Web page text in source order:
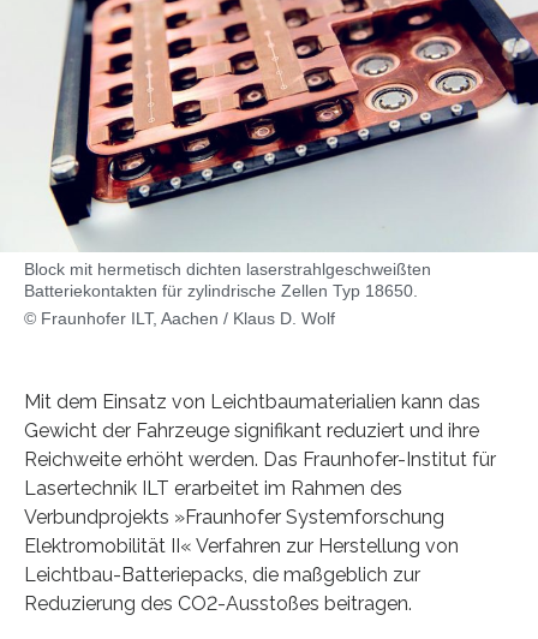
Block mit hermetisch dichten laserstrahlgeschweißten
Batteriekontakten für zylindrische Zellen Typ 18650.
© Fraunhofer ILT, Aachen / Klaus D. Wolf
Mit dem Einsatz von Leichtbaumaterialien kann das
Gewicht der Fahrzeuge signifikant reduziert und ihre
Reichweite erhöht werden. Das Fraunhofer-Institut für
Lasertechnik ILT erarbeitet im Rahmen des
Verbundprojekts »Fraunhofer Systemforschung
Elektromobilität II« Verfahren zur Herstellung von
Leichtbau-Batteriepacks, die maßgeblich zur
Reduzierung des CO2-Ausstoßes beitragen.